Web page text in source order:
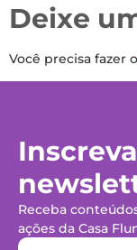
Deixe
Você precisa fazer o
Receba
ações da Casa